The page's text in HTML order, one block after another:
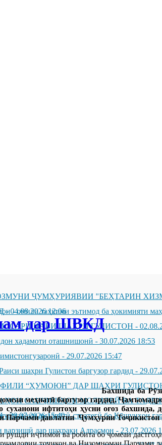
ҶУМҲУРИЯВИИ "БЕҲТАРИН
-04.08.2026 12:06
- омили таҳкими эътимод ба ҳокимияти
НАВИ ШАҲРИ ГУЛИСТОН -
хадамоти оташнишонӣ - 30.07.2026 18:53
- 29.07.2026 15:47
шаҳри Гулистон баргузор гардид -
“ҲУМОЮН” ДАР ШАҲРИ
САНҶИШҲОИ МОЛИЯВӢ ВА
-29.07.2026 15:40амалиётӣ-стратегӣ бо Қӯшунҳои
варзишӣ дар шаҳраки Адрасмон - 23.07.2026
дар ШВКД
Бахшида ба
меҳнатӣ баргузор гардид.
суханони ифтитоҳи ҳусни оғоз
Парчами давлатии Ҷумҳурии
рушди иҷтимоӣ ва робита бо ҷомеаи
тоҷикон ва Низомномаи Парчами